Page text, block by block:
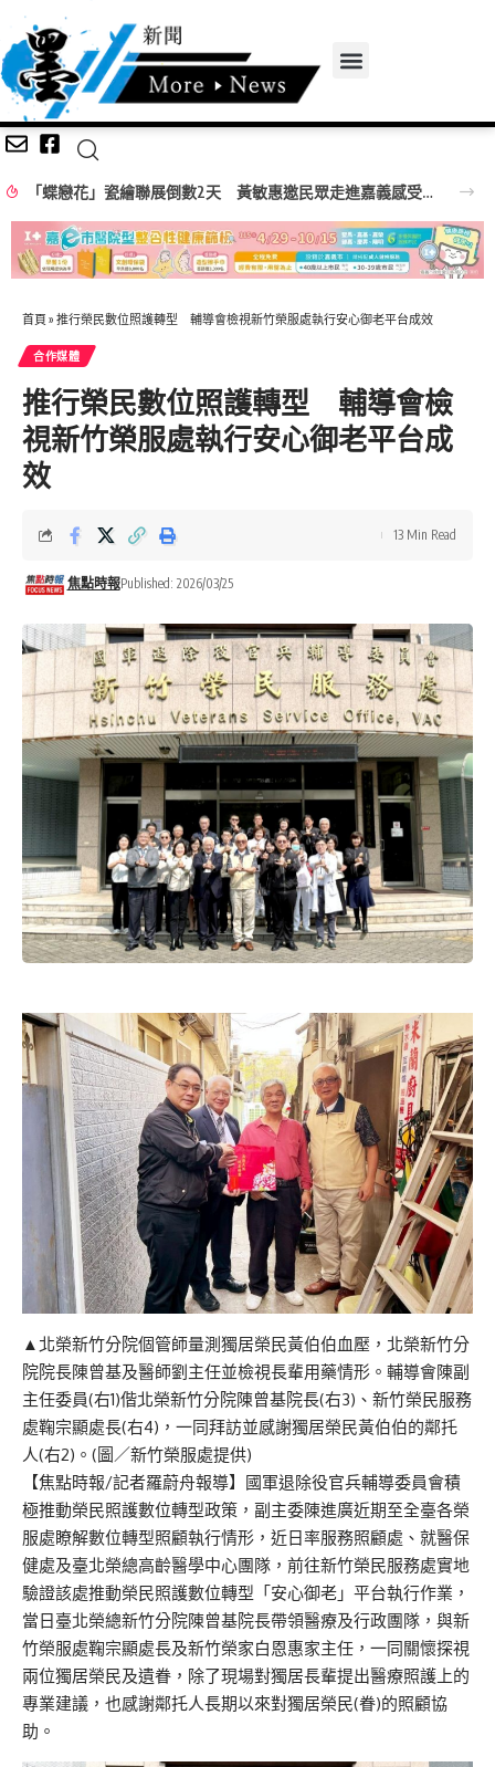
「蝶戀花」瓷繪聯展倒數2天 黃敏惠邀民眾走進嘉義感受生活美學
首頁 » 推行榮民數位照護轉型 輔導會檢視新竹榮服處執行安心御老平台成效
合作媒體
推行榮民數位照護轉型 輔導會檢
視新竹榮服處執行安心御老平台成
效
焦點時報Published: 2026/03/25
13 Min Read
▲北榮新竹分院個管師量測獨居榮民黃伯伯血壓，北榮新竹分
院院長陳曾基及醫師劉主任並檢視長輩用藥情形。輔導會陳副
主任委員(右1)偕北榮新竹分院陳曾基院長(右3)、新竹榮民服務
處鞠宗顯處長(右4)，一同拜訪並感謝獨居榮民黃伯伯的鄰托
人(右2)。(圖／新竹榮服處提供)
【焦點時報/記者羅蔚舟報導】國軍退除役官兵輔導委員會積
極推動榮民照護數位轉型政策，副主委陳進廣近期至全臺各榮
服處瞭解數位轉型照顧執行情形，近日率服務照顧處、就醫保
健處及臺北榮總高齡醫學中心團隊，前往新竹榮民服務處實地
驗證該處推動榮民照護數位轉型「安心御老」平台執行作業，
當日臺北榮總新竹分院陳曾基院長帶領醫療及行政團隊，與新
竹榮服處鞠宗顯處長及新竹榮家白恩惠家主任，一同關懷探視
兩位獨居榮民及遺眷，除了現場對獨居長輩提出醫療照護上的
專業建議，也感謝鄰托人長期以來對獨居榮民(眷)的照顧協
助。